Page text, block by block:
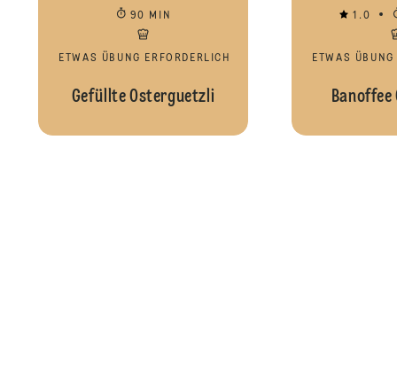
90 MIN
ETWAS ÜBUNG ERFORDERLICH
Gefüllte Osterguetzli
1.0
ETWAS
Banoffee